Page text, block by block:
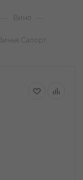
Вино
Салорт